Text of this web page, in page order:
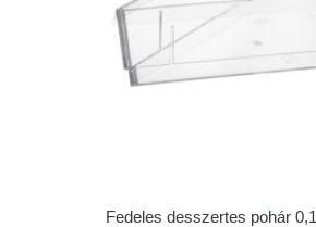
Fedeles desszertes pohár